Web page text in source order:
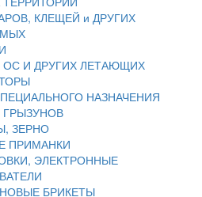
КЛЕЩЕЙ и ДРУГИХ
ОС И ДРУГИХ ЛЕТАЮЩИХ
НАЗНАЧЕНИЯ
ГРЫЗУНОВ
ЗЕРНО
ПРИМАНКИ
ЭЛЕКТРОННЫЕ
БРИКЕТЫ